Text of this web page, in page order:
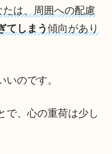
は、周囲への配慮
てしまう傾向があり
のです。
で、心の重荷は少し